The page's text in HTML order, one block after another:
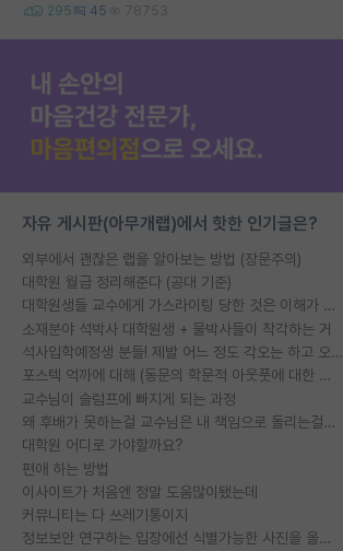
295 45 78753
자유 게시판(아무개랩)에서 핫한 인기글은?
외부에서 괜찮은 랩을 알아보는 방법 (장문주의)
대학원 월급 정리해준다 (공대 기준)
대학원생들 교수에게 가스라이팅 당한 것은 이해가 갑니다. 안타깝네요.
소재분야 석박사 대학원생 + 물박사들이 착각하는 거
석사입학예정생 분들! 제발 어느 정도 각오는 하고 오세요.
포스텍 억까에 대해 (동문의 학문적 아웃풋에 대한 반박)
교수님이 슬럼프에 빠지게 되는 과정
왜 후배가 못하는걸 교수님은 내 책임으로 돌리는걸까요?
대학원 어디로 가야할까요?
편애 하는 방법
이사이트가 처음엔 정말 도움많이됐는데
커뮤니티는 다 쓰레기통이지
정보보안 연구하는 입장에선 식별가능한 사진을 올리는건 비추이긴함